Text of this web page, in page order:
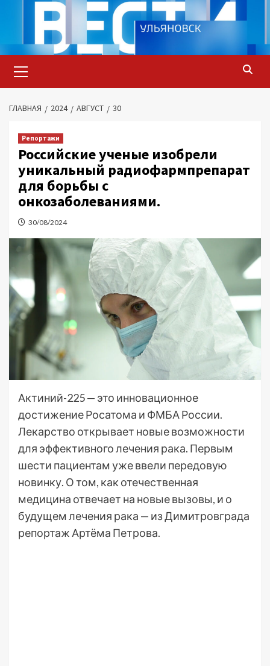
содержимому
меню
ГЛАВНАЯ 2024 АВГУСТ 30
Репортажи
Российские ученые изобрели
уникальный радиофармпрепарат
для борьбы с
онкозаболеваниями.
30/08/2024
Актиний-225 — это инновационное
достижение Росатома и ФМБА России.
Лекарство открывает новые возможности
для эффективного лечения рака. Первым
шести пациентам уже ввели передовую
новинку. О том, как отечественная
медицина отвечает на новые вызовы, и о
будущем лечения рака — из Димитровграда
репортаж Артёма Петрова.